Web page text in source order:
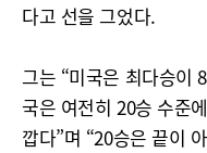
다고 선을 그었다.
그는 “미국은 최다승이
국은 여전히 20승 수준
깝다”며 “20승은 끝이